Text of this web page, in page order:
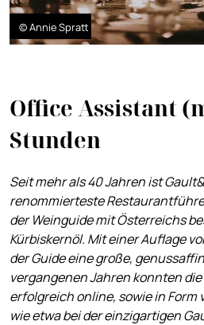
© Annie Spratt
Office Assistant
Stunden
Seit mehr als 40 Jahren ist
renommierteste
der Weinguide mit Österreichs
Kürbiskernöl. Mit einer Auflage
der Guide eine große,
vergangenen Jahren konnten
erfolgreich online, sowie in Form
wie etwa bei der einzigartigen